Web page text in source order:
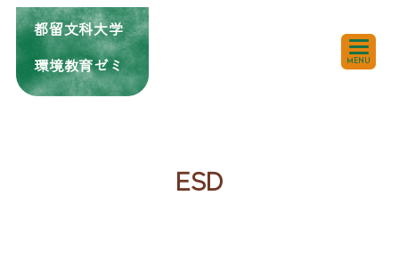
都留文科大学
環境教育ゼミ
MENU
ESD